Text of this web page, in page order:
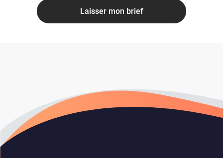
Laisser mon brief